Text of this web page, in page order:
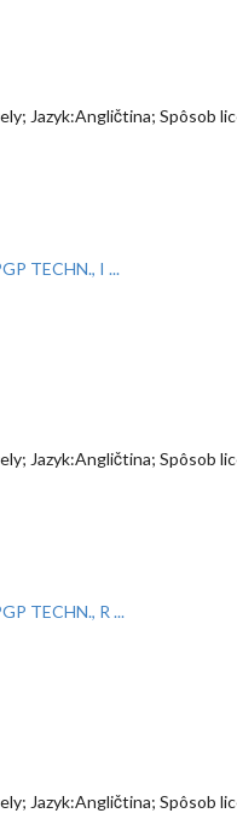
Jazyk:Angličtina; Spôsob
TECHN., I ...
Jazyk:Angličtina; Spôsob
TECHN., R ...
Jazyk:Angličtina; Spôsob